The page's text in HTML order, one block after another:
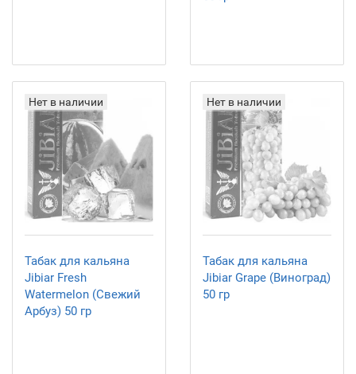
Нет в наличии
Табак для кальяна
Jibiar Fresh
Watermelon (Свежий
Арбуз) 50 гр
Нет в наличии
Табак для кальяна
Jibiar Grape (Виноград)
50 гр